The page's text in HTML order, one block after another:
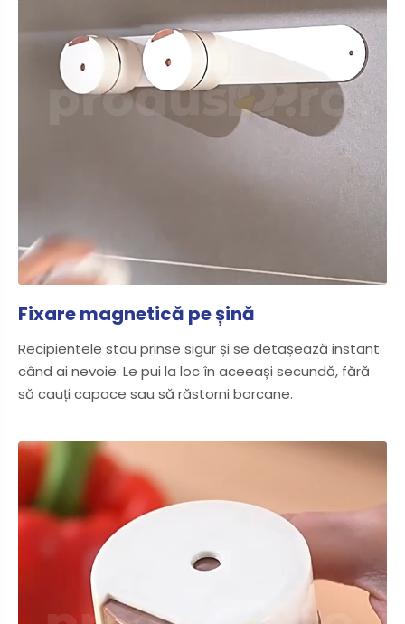
Fixare magnetică pe șină
Recipientele stau prinse sigur și se detașează instant
când ai nevoie. Le pui la loc în aceeași secundă, fără
să cauți capace sau să răstorni borcane.